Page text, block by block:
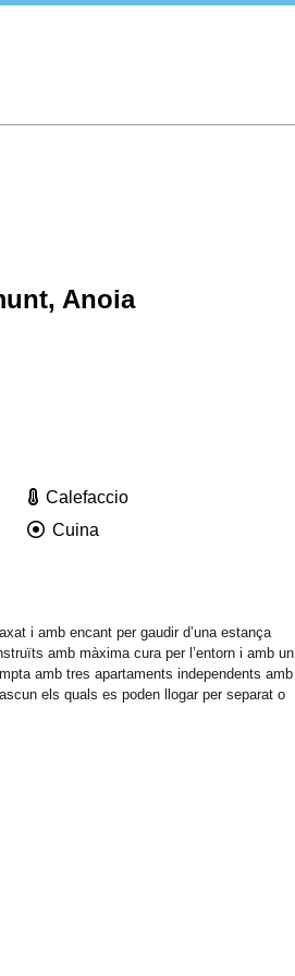
Anoia
Calefaccio
Cuina
i amb encant per gaudir d’una estança
amb màxima cura per l’entorn i amb un
amb tres apartaments independents amb
els quals es poden llogar per separat o